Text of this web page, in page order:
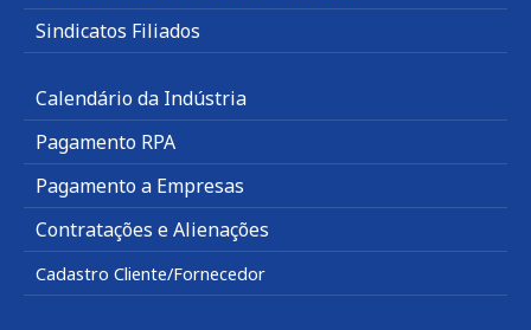
Sindicatos Filiados
Calendário da Indústria
Pagamento RPA
Pagamento a Empresas
Contratações e Alienações
Cadastro Cliente/Fornecedor